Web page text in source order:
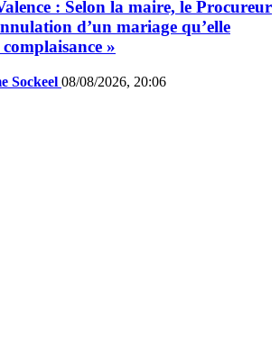
: Selon la maire, le Procureur
d’un mariage qu’elle
»
Sockeel 08/08/2026, 20:06